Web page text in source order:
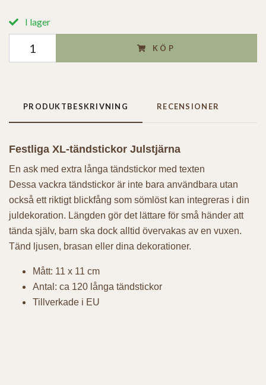
I lager
KÖP
PRODUKTBESKRIVNING RECENSIONER
Festliga XL-tändstickor Julstjärna
En ask med extra långa tändstickor med texten
Dessa vackra tändstickor är inte bara användbara utan
också ett riktigt blickfång som sömlöst kan integreras i din
juldekoration. Längden gör det lättare för små händer att
tända själv, barn ska dock alltid övervakas av en vuxen.
Tänd ljusen, brasan eller dina dekorationer.
Mått: 11 x 11 cm
Antal: ca 120 långa tändstickor
Tillverkade i EU